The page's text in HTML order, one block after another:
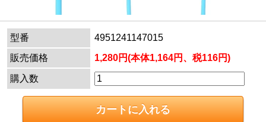
型番
4951241147015
販売価格
1,280円(本体1,164円、税116円)
購入数